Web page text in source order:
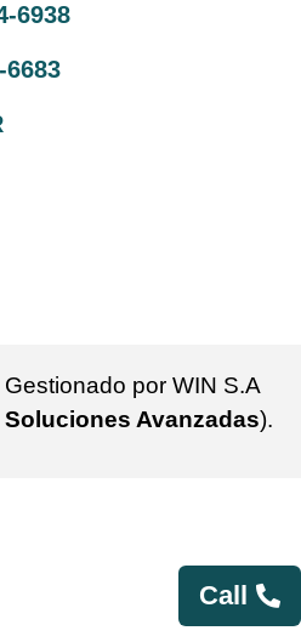
6938
6683
por WIN S.A
Avanzadas).
Call